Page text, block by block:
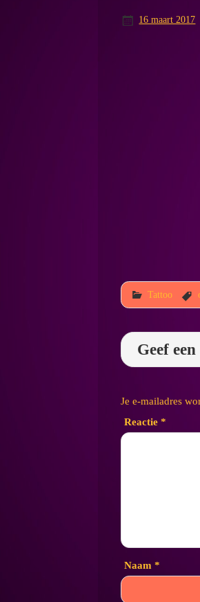
16 maart 2017
Tattoo
Geef
Je e-mailadres
Reactie *
Naam *